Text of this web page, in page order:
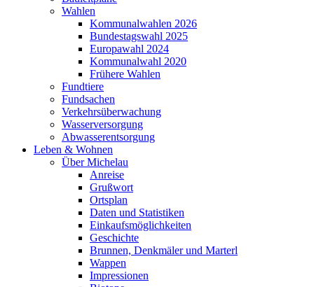
Wahlen
Kommunalwahlen 2026
Bundestagswahl 2025
Europawahl 2024
Kommunalwahl 2020
Frühere Wahlen
Fundtiere
Fundsachen
Verkehrsüberwachung
Wasserversorgung
Abwasserentsorgung
Leben & Wohnen
Über Michelau
Anreise
Grußwort
Ortsplan
Daten und Statistiken
Einkaufsmöglichkeiten
Geschichte
Brunnen, Denkmäler und Marterl
Wappen
Impressionen